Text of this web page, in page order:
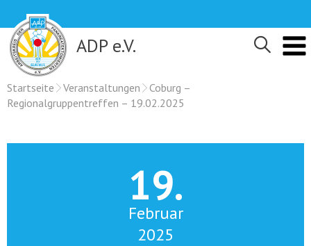
content
ADP e.V.
Startseite Veranstaltungen
Coburg –
Regionalgruppentreffen – 19.02.2025
19.
Februar
2025